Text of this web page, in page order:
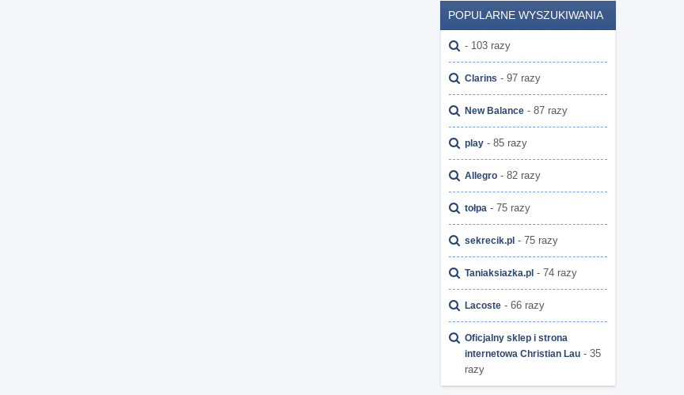
POPULARNE WYSZUKIWANIA
- 103 razy
Clarins - 97 razy
New Balance - 87 razy
play - 85 razy
Allegro - 82 razy
tołpa - 75 razy
sekrecik.pl - 75 razy
Taniaksiazka.pl - 74 razy
Lacoste - 66 razy
Oficjalny sklep i strona
internetowa Christian Lau - 35
razy